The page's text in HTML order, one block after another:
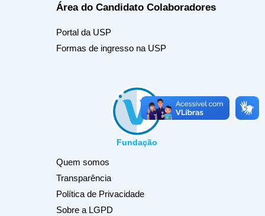
Área do Candidato Colaboradores
Portal da USP
Formas de ingresso na USP
Fundação
Quem somos
Transparência
Política de Privacidade
Sobre a LGPD